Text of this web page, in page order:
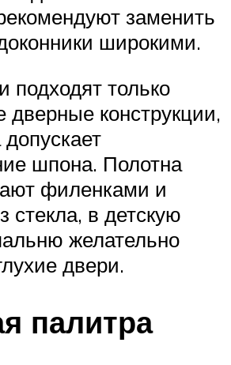
заменить
широкими.
подходят только
дверные конструкции,
шпона. Полотна
филенками и
стекла, в детскую
желательно
двери.
палитра